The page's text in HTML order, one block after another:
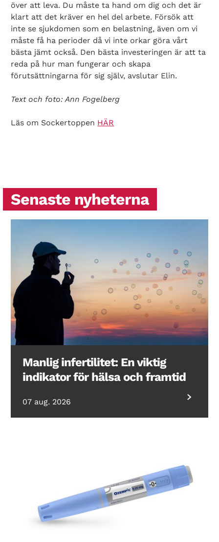
över att leva. Du måste ta hand om dig och det är
klart att det kräver en hel del arbete. Försök att
inte se sjukdomen som en belastning, även om vi
måste få ha perioder då vi inte orkar göra vårt
bästa jämt också. Den bästa investeringen är att ta
reda på hur man fungerar och skapa
förutsättningarna för sig själv, avslutar Elin.
Text och foto: Ann Fogelberg
Läs om Sockertoppen HÄR
Senaste nyheterna
Manlig infertilitet: En viktig
indikator för hälsa och framtid
07 aug. 2026